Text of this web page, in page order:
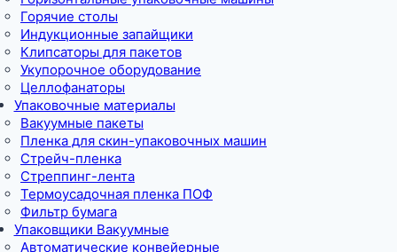
Горячие столы
Индукционные запайщики
Клипсаторы для пакетов
Укупорочное оборудование
Целлофанаторы
Упаковочные материалы
Вакуумные пакеты
Пленка для скин-упаковочных машин
Стрейч-пленка
Стреппинг-лента
Термоусадочная пленка ПОФ
Фильтр бумага
Упаковщики Вакуумные
Автоматические конвейерные